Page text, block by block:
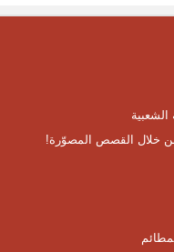
الشعبية
من خلال القصص المصوّرة!